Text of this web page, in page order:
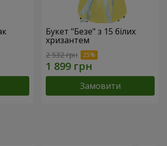
Букет "Безе" з 15 білих
хризантем
2 532 грн
Замовити